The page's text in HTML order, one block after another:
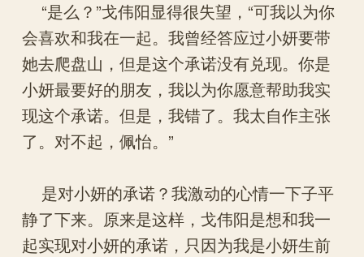
“是么？”戈伟阳显得很失望，“可我以为你
会喜欢和我在一起。我曾经答应过小妍要带
她去爬盘山，但是这个承诺没有兑现。你是
小妍最要好的朋友，我以为你愿意帮助我实
现这个承诺。但是，我错了。我太自作主张
了。对不起，佩怡。”
是对小妍的承诺？我激动的心情一下子平
静了下来。原来是这样，戈伟阳是想和我一
起实现对小妍的承诺，只因为我是小妍生前